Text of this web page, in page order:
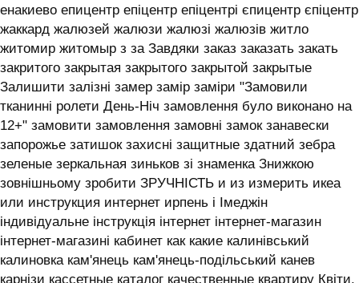
енакиево епицентр епіцентр епіцентрі єпицентр єпіцентр
жаккард жалюзей жалюзи жалюзі жалюзів житло
житомир житомыр з за Завдяки заказ заказать закать
закритого закрытая закрытого закрытой закрытые
Залишити залізні замер замір заміри "Замовили
тканинні ролети День-Ніч замовлення було виконано на
12+" замовити замовлення замовні замок занавески
запорожье затишок захисні защитные здатний зебра
зеленые зеркальная зиньков зі знаменка Знижкою
зовнішньому зробити ЗРУЧНІСТЬ и из измерить икеа
или инструкция интернет ирпень і ‎Імеджін
індивідуальне інструкція інтернет інтернет-магазин
інтернет-магазині кабинет как какие калинівський
калиновка кам'янець кам'янець-подільський канев
карнізи кассетные каталог качественные квартиру Квіти.